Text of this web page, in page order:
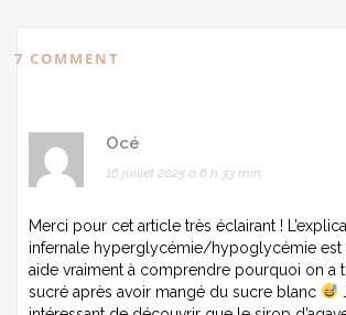
7 COMMENT
Océ
16 juillet 2025 à 6 h 33 min
Merci pour cet article très éclairant !
infernale hyperglycémie/hypoglycémie est
aide vraiment à comprendre pourquoi on a
sucré après avoir mangé du sucre blanc